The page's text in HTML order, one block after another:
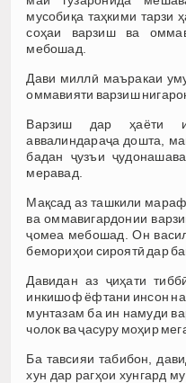
мусобиқа таҳкими тарзи
соҳаи варзиш ва
мебошад.
Дави миллӣ маъракаи
оммавияти варзиш
Варзиш дар ҳаёти
аввалиндараҷа дошта,
бадан ҷузъи
меравад.
Мақсад аз ташкили
ва оммавигардонии
ҷомеа мебошад. Он
бемориҳои сироятӣ дар
Давидан аз ҷиҳати
инкишоф ёфтани инсон
мунтазам ба ин намуди
чолок ва ҷасуру моҳир
Ба тавсияи табибон,
хун дар рагҳои хунгард